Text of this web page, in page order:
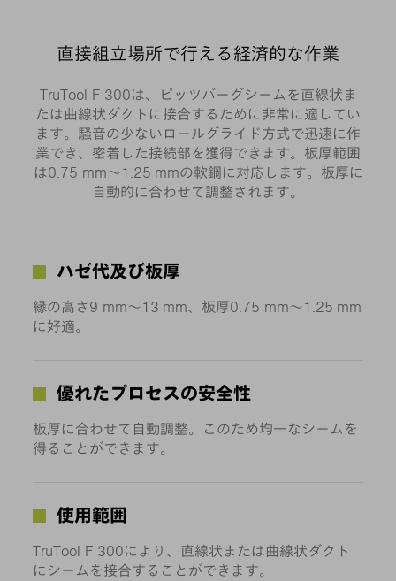
直接組立場所で行える経済的な作業
TruTool F 300は、ピッツバーグシームを直線状ま
たは曲線状ダクトに接合するために非常に適してい
ます。騒音の少ないロールグライド方式で迅速に作
業でき、密着した接続部を獲得できます。板厚範囲
は0.75 mm～1.25 mmの軟鋼に対応します。板厚に
自動的に合わせて調整されます。
ハゼ代及び板厚
縁の高さ9 mm～13 mm、板厚0.75 mm～1.25 mm
に好適。
優れたプロセスの安全性
板厚に合わせて自動調整。このため均一なシームを
得ることができます。
使用範囲
TruTool F 300により、直線状または曲線状ダクト
にシームを接合することができます。